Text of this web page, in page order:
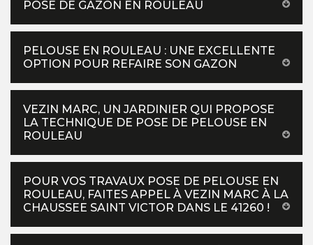
POSE DE GAZON EN ROULEAU
PELOUSE EN ROULEAU : UNE EXCELLENTE
OPTION POUR REFAIRE SON GAZON
VEZIN MARC, UN JARDINIER QUI PROPOSE
LA TECHNIQUE DE POSE DE PELOUSE EN
ROULEAU
POUR VOS TRAVAUX POSE DE PELOUSE EN
ROULEAU, FAITES APPEL À VEZIN MARC À LA
CHAUSSEE SAINT VICTOR DANS LE 41260 !